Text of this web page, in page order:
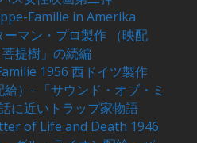
Familie in Amerika
マン・プロ製作 （映配
提樹」の続編
1956 西ドイツ製作
給）- 「サウンド・オブ・ミ
に近いトラップ家物語
of Life and Death 1946